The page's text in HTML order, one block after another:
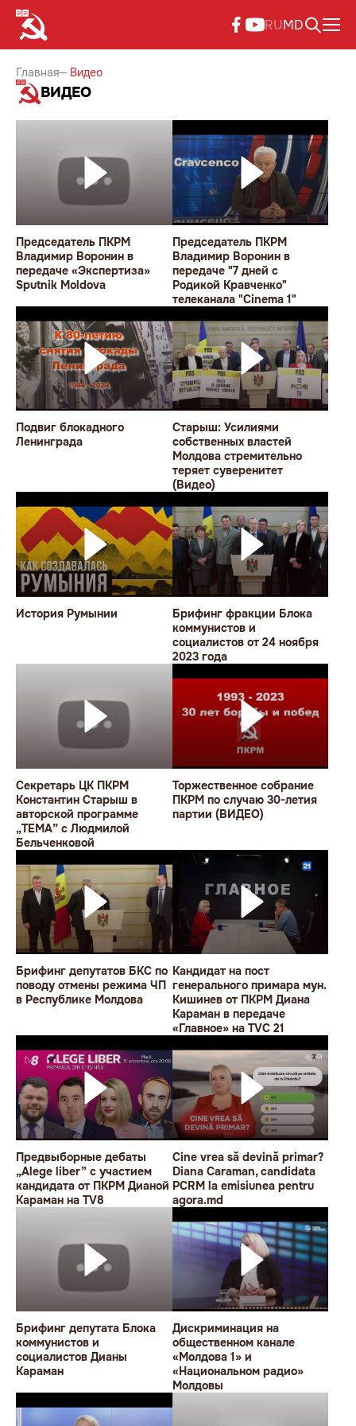
RUMD
Главная Видео
ВИДЕО
Председатель ПКРМ
Владимир Воронин в
передаче «Экспертиза»
Sputnik Moldova
Председатель ПКРМ
Владимир Воронин в
передаче "7 дней с
Родикой Кравченко"
телеканала "Cinema 1"
Подвиг блокадного
Ленинграда
Старыш: Усилиями
собственных властей
Молдова стремительно
теряет суверенитет
(Видео)
История Румынии
Брифинг фракции Блока
коммунистов и
социалистов от 24 ноября
2023 года
Секретарь ЦК ПКРМ
Константин Старыш в
авторской программе
„TEMA” с Людмилой
Бельченковой
Торжественное собрание
ПКРМ по случаю 30-летия
партии (ВИДЕО)
Брифинг депутатов БКС по
поводу отмены режима ЧП
в Республике Молдова
Кандидат на пост
генерального примара мун.
Кишинев от ПКРМ Диана
Караман в передаче
«Главное» на TVC 21
Предвыборные дебаты
„Alege liber” с участием
кандидата от ПКРМ Дианой
Караман на TV8
Cine vrea să devină primar?
Diana Caraman, candidata
PCRM la emisiunea pentru
agora.md
Брифинг депутата Блока
коммунистов и
социалистов Дианы
Караман
Дискриминация на
общественном канале
«Молдова 1» и
«Национальном радио»
Молдовы